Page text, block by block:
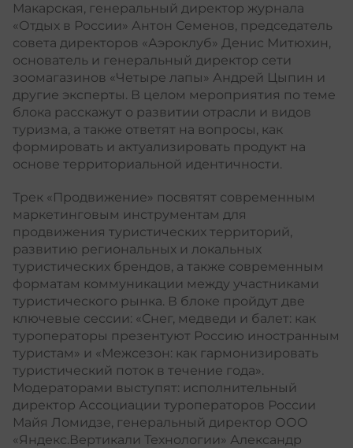
Макарская, генеральный директор журнала
«Отдых в России» Антон Семенов, председатель
совета директоров «Аэроклуб» Денис Митюхин,
основатель и генеральный директор сети
зоомагазинов «Четыре лапы» Андрей Цыпин и
другие эксперты. В целом мероприятия по теме
блока расскажут о развитии отрасли и видов
туризма, а также ответят на вопросы, как
формировать и актуализировать продукт на
основе территориальной идентичности.
Трек «Продвижение» посвятят современным
маркетинговым инструментам для
продвижения туристических территорий,
развитию региональных и локальных
туристических брендов, а также современным
форматам коммуникации между участниками
туристического рынка. В блоке пройдут две
ключевые сессии: «Снег, медведи и балет: как
туроператоры презентуют Россию иностранным
туристам» и «Межсезон: как гармонизировать
туристический поток в течение года».
Модераторами выступят: исполнительный
директор Ассоциации туроператоров России
Майя Ломидзе, генеральный директор ООО
«Яндекс.Вертикали Технологии» Александр